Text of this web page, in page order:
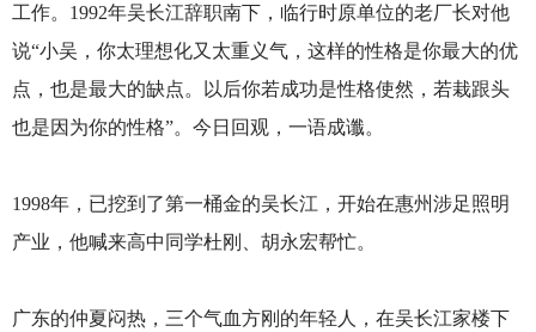
工作。1992年吴长江辞职南下，临行时原单位的老厂长对他
说“小吴，你太理想化又太重义气，这样的性格是你最大的优
点，也是最大的缺点。以后你若成功是性格使然，若栽跟头
也是因为你的性格”。今日回观，一语成谶。
1998年，已挖到了第一桶金的吴长江，开始在惠州涉足照明
产业，他喊来高中同学杜刚、胡永宏帮忙。
广东的仲夏闷热，三个气血方刚的年轻人，在吴长江家楼下